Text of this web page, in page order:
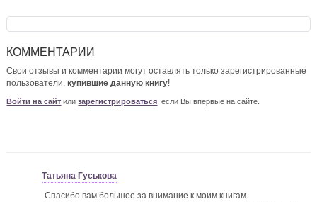
КОММЕНТАРИИ
Свои отзывы и комментарии могут оставлять только зарегистрированные
пользователи,купившие данную книгу!
Войти на сайт илизарегистрироваться , если Вы впервые на сайте.
Татьяна Гуськова
Спасибо вам большое за внимание к моим книгам.